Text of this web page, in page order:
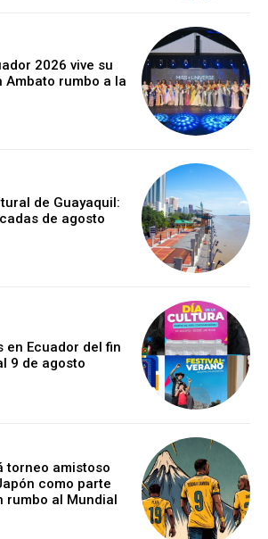
2026 vive su
rumbo a la
de Guayaquil:
de agosto
en Ecuador del fin
9 de agosto
torneo amistoso
como parte
al Mundial